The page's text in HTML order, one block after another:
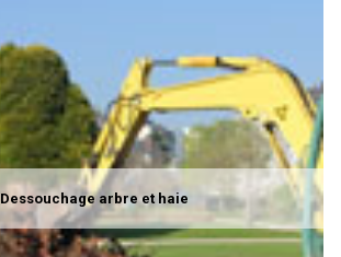
Dessouchage arbre et haie